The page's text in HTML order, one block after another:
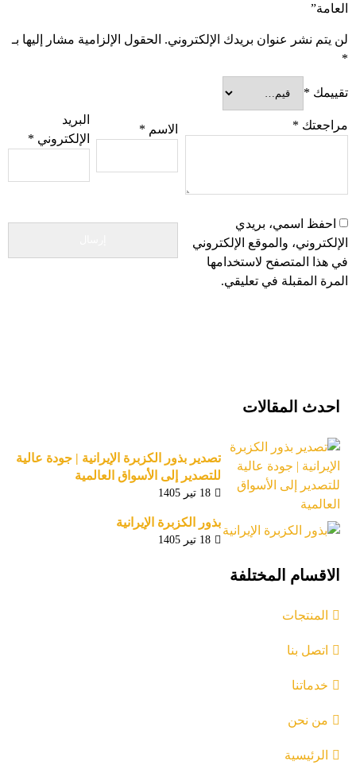
العامة”
لن يتم نشر عنوان بريدك الإلكتروني. الحقول الإلزامية مشار إليها بـ
*
تقييمك *
مراجعتك * الاسم *
البريد
الإلكتروني *
احفظ اسمي، بريدي
الإلكتروني، والموقع الإلكتروني
في هذا المتصفح لاستخدامها
المرة المقبلة في تعليقي.
احدث المقالات
تصدير بذور الكزبرة الإيرانية | جودة عالية
للتصدير إلى الأسواق العالمية
18 تیر 1405
بذور الكزبرة الإيرانية
18 تیر 1405
الاقسام المختلفة
المنتجات
اتصل بنا
خدماتنا
من نحن
الرئيسية